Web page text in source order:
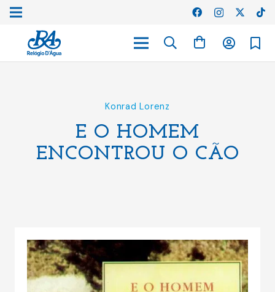
Konrad Lorenz
E O HOMEM
ENCONTROU O CÃO